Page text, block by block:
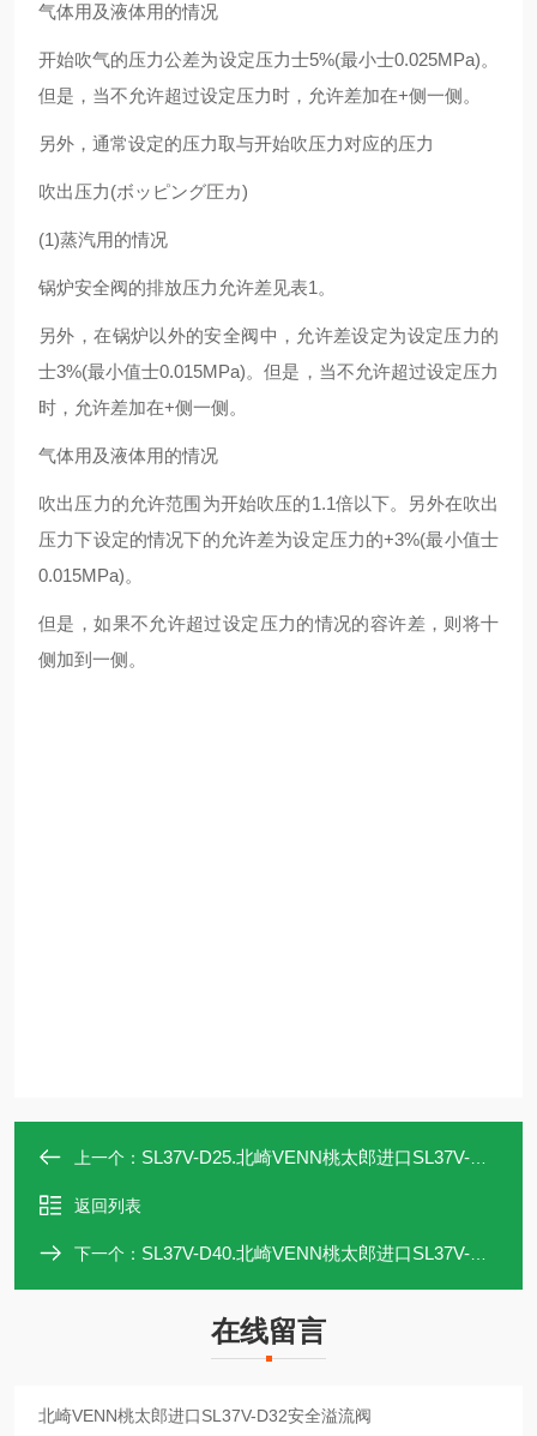
气体用及液体用的情况
开始吹气的压力公差为设定压力士5%(最小士0.025MPa)。
但是，当不允许超过设定压力时，允许差加在+侧一侧。
另外，通常设定的压力取与开始吹压力对应的压力
吹出压力(ボッピング圧カ)
(1)蒸汽用的情况
锅炉安全阀的排放压力允许差见表1。
另外，在锅炉以外的安全阀中，允许差设定为设定压力的
士3%(最小值士0.015MPa)。但是，当不允许超过设定压力
时，允许差加在+侧一侧。
气体用及液体用的情况
吹出压力的允许范围为开始吹压的1.1倍以下。另外在吹出
压力下设定的情况下的允许差为设定压力的+3%(最小值士
0.015MPa)。
但是，如果不允许超过设定压力的情况的容许差，则将十
侧加到一侧。
上一个： SL37V-D25.北崎VENN桃太郎进口SL37V-D25安全溢流阀
返回列表
下一个： SL37V-D40.北崎VENN桃太郎进口SL37V-D40安全溢流阀
在线留言